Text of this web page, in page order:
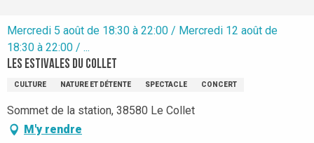
Mercredi 5 août de 18:30 à 22:00 / Mercredi 12 août de
18:30 à 22:00 / ...
Les Estivales du Collet
CULTURE NATURE ET DÉTENTE SPECTACLE CONCERT
Sommet de la station, 38580 Le Collet
M'y rendre